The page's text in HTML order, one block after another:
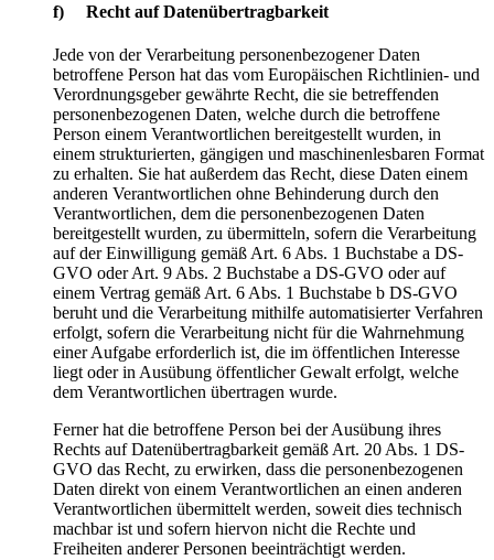
f) Recht auf Datenübertragbarkeit
Jede von der Verarbeitung personenbezogener Daten
betroffene Person hat das vom Europäischen Richtlinien- und
Verordnungsgeber gewährte Recht, die sie betreffenden
personenbezogenen Daten, welche durch die betroffene
Person einem Verantwortlichen bereitgestellt wurden, in
einem strukturierten, gängigen und maschinenlesbaren Format
zu erhalten. Sie hat außerdem das Recht, diese Daten einem
anderen Verantwortlichen ohne Behinderung durch den
Verantwortlichen, dem die personenbezogenen Daten
bereitgestellt wurden, zu übermitteln, sofern die Verarbeitung
auf der Einwilligung gemäß Art. 6 Abs. 1 Buchstabe a DS-
GVO oder Art. 9 Abs. 2 Buchstabe a DS-GVO oder auf
einem Vertrag gemäß Art. 6 Abs. 1 Buchstabe b DS-GVO
beruht und die Verarbeitung mithilfe automatisierter Verfahren
erfolgt, sofern die Verarbeitung nicht für die Wahrnehmung
einer Aufgabe erforderlich ist, die im öffentlichen Interesse
liegt oder in Ausübung öffentlicher Gewalt erfolgt, welche
dem Verantwortlichen übertragen wurde.
Ferner hat die betroffene Person bei der Ausübung ihres
Rechts auf Datenübertragbarkeit gemäß Art. 20 Abs. 1 DS-
GVO das Recht, zu erwirken, dass die personenbezogenen
Daten direkt von einem Verantwortlichen an einen anderen
Verantwortlichen übermittelt werden, soweit dies technisch
machbar ist und sofern hiervon nicht die Rechte und
Freiheiten anderer Personen beeinträchtigt werden.